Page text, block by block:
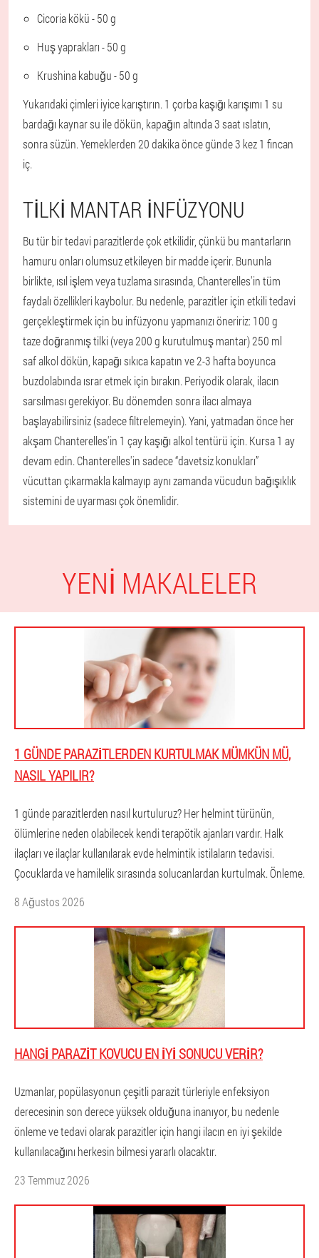
Cicoria kökü - 50 g
Huş yaprakları - 50 g
Krushina kabuğu - 50 g
Yukarıdaki çimleri iyice karıştırın. 1 çorba kaşığı karışımı 1 su
bardağı kaynar su ile dökün, kapağın altında 3 saat ıslatın,
sonra süzün. Yemeklerden 20 dakika önce günde 3 kez 1 fincan
iç.
TILKI MANTAR INFÜZYONU
Bu tür bir tedavi parazitlerde çok etkilidir, çünkü bu mantarların
hamuru onları olumsuz etkileyen bir madde içerir. Bununla
birlikte, ısıl işlem veya tuzlama sırasında, Chanterelles'in tüm
faydalı özellikleri kaybolur. Bu nedenle, parazitler için etkili tedavi
gerçekleştirmek için bu infüzyonu yapmanızı öneririz: 100 g
taze doğranmış tilki (veya 200 g kurutulmuş mantar) 250 ml
saf alkol dökün, kapağı sıkıca kapatın ve 2-3 hafta boyunca
buzdolabında ısrar etmek için bırakın. Periyodik olarak, ilacın
sarsılması gerekiyor. Bu dönemden sonra ilacı almaya
başlayabilirsiniz (sadece filtrelemeyin). Yani, yatmadan önce her
akşam Chanterelles'in 1 çay kaşığı alkol tentürü için. Kursa 1 ay
devam edin. Chanterelles'in sadece “davetsiz konukları”
vücuttan çıkarmakla kalmayıp aynı zamanda vücudun bağışıklık
sistemini de uyarması çok önemlidir.
YENI MAKALELER
1 GÜNDE PARAZITLERDEN KURTULMAK MÜMKÜN MÜ,
NASIL YAPILIR?
1 günde parazitlerden nasıl kurtuluruz? Her helmint türünün,
ölümlerine neden olabilecek kendi terapötik ajanları vardır. Halk
ilaçları ve ilaçlar kullanılarak evde helmintik istilaların tedavisi.
Çocuklarda ve hamilelik sırasında solucanlardan kurtulmak. Önleme.
8 Ağustos 2026
HANGI PARAZIT KOVUCU EN IYI SONUCU VERIR?
Uzmanlar, popülasyonun çeşitli parazit türleriyle enfeksiyon
derecesinin son derece yüksek olduğuna inanıyor, bu nedenle
önleme ve tedavi olarak parazitler için hangi ilacın en iyi şekilde
kullanılacağını herkesin bilmesi yararlı olacaktır.
23 Temmuz 2026